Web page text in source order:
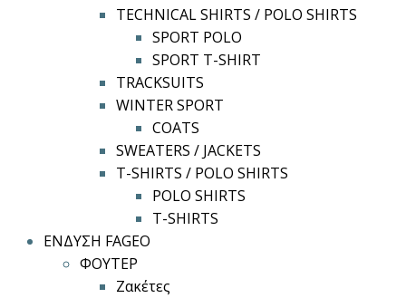
TECHNICAL SHIRTS / POLO SHIRTS
SPORT POLO
SPORT T-SHIRT
TRACKSUITS
WINTER SPORT
COATS
SWEATERS / JACKETS
T-SHIRTS / POLO SHIRTS
POLO SHIRTS
T-SHIRTS
ΕΝΔΥΣΗ FAGEO
ΦΟΥΤΕΡ
Ζακέτες